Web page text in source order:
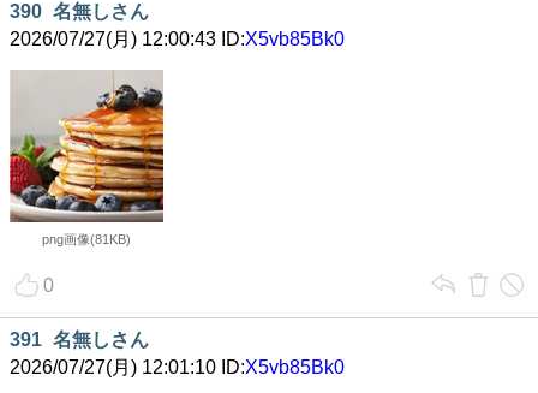
390 名無しさん
2026/07/27(月) 12:00:43 ID:X5vb85Bk0
png画像(81KB)
0
391 名無しさん
2026/07/27(月) 12:01:10 ID:X5vb85Bk0